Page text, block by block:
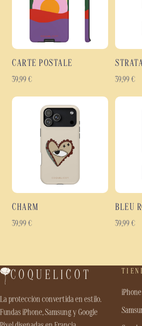
CARTE POSTALE
39,99 € 39,99 €
CHARM
39,99 €
BLEU
39,99 €
COQUELICOT
La protección convertida en estilo.
Fundas iPhone, Samsung y Google
iPhone